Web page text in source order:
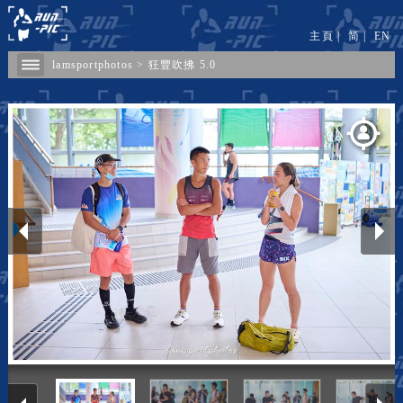
lamsportphotos > 狂豐吹拂 5.0
主頁 | 简| EN